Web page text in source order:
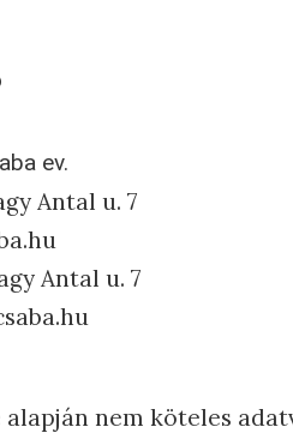
ev.
Antal u. 7
Antal u. 7
alapján nem köteles